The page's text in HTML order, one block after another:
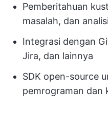
Pemberitahuan
masalah, dan
Integrasi dengan
Jira, dan lainnya
SDK open-source
pemrograman dan